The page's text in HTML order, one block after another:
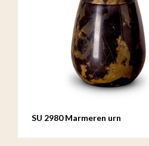
SU 2980 Marmeren urn